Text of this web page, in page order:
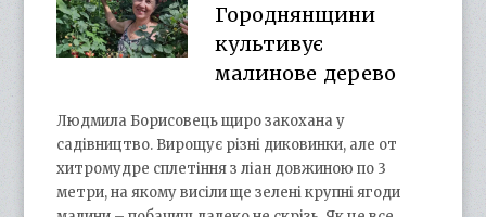
Городнянщини
культивує
малинове дерево
Людмила Борисовець щиро закохана у
садівництво. Вирощує різні диковинки, але от
хитромудре сплетіння з ліан довжиною по 3
метри, на якому висіли ще зелені крупні ягоди